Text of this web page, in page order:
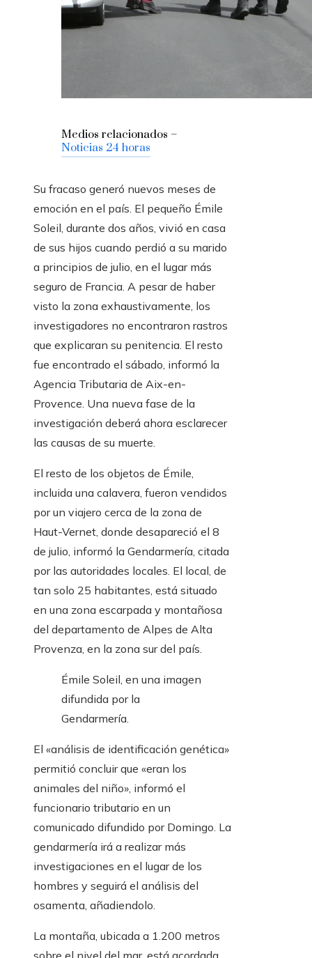
Medios relacionados –
Noticias 24 horas
Su fracaso generó nuevos meses de
emoción en el país. El pequeño Émile
Soleil, durante dos años, vivió en casa
de sus hijos cuando perdió a su marido
a principios de julio, en el lugar más
seguro de Francia. A pesar de haber
visto la zona exhaustivamente, los
investigadores no encontraron rastros
que explicaran su penitencia. El resto
fue encontrado el sábado, informó la
Agencia Tributaria de Aix-en-
Provence. Una nueva fase de la
investigación deberá ahora esclarecer
las causas de su muerte.
El resto de los objetos de Émile,
incluida una calavera, fueron vendidos
por un viajero cerca de la zona de
Haut-Vernet, donde desapareció el 8
de julio, informó la Gendarmería, citada
por las autoridades locales. El local, de
tan solo 25 habitantes, está situado
en una zona escarpada y montañosa
del departamento de Alpes de Alta
Provenza, en la zona sur del país.
Émile Soleil, en una imagen
difundida por la
Gendarmería.
El «análisis de identificación genética»
permitió concluir que «eran los
animales del niño», informó el
funcionario tributario en un
comunicado difundido por Domingo. La
gendarmería irá a realizar más
investigaciones en el lugar de los
hombres y seguirá el análisis del
osamenta, añadiendolo.
La montaña, ubicada a 1.200 metros